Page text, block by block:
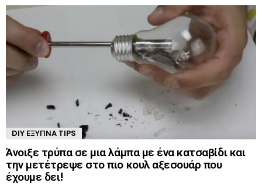
DIY ΈΞΥΠΝΑ TIPS
Άνοιξε τρύπα σε μια λάμπα με ένα κατσαβίδι και
την μετέτρεψε στο πιο κουλ αξεσουάρ που
έχουμε δει!